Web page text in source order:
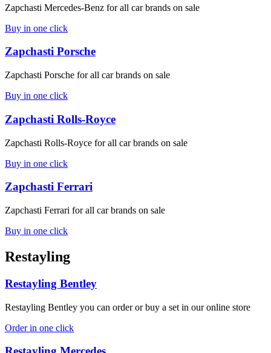
Zapchasti Mercedes-Benz for all car brands on sale
Buy in one click
Zapchasti Porsche
Zapchasti Porsche for all car brands on sale
Buy in one click
Zapchasti Rolls-Royce
Zapchasti Rolls-Royce for all car brands on sale
Buy in one click
Zapchasti Ferrari
Zapchasti Ferrari for all car brands on sale
Buy in one click
Restayling
Restayling Bentley
Restayling Bentley you can order or buy a set in our online store
Order in one click